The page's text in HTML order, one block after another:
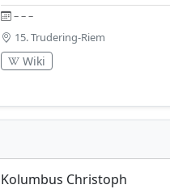
– – –
15. Trudering-Riem
Wiki
Kolumbus Christoph